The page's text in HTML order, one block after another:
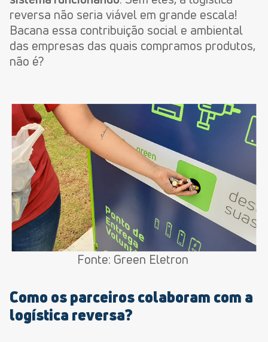
reversa não seria viável em grande escala!
Bacana essa contribuição social e ambiental
das empresas das quais compramos produtos,
não é?
Fonte: Green Eletron
Como os parceiros colaboram com a
logística reversa?